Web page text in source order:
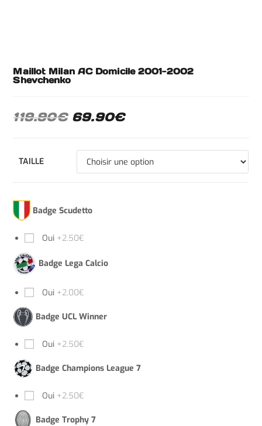
Maillot Milan AC Domicile 2001-2002
Shevchenko
119.90€ 69.90€
TAILLE
Badge Scudetto
Oui +2.50€
Badge Lega Calcio
Oui +2.00€
Badge UCL Winner
Oui +2.50€
Badge Champions League 7
Oui +2.50€
Badge Trophy 7